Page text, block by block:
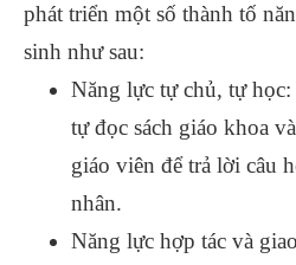
phát triển một số thành tố
sinh như sau:
Năng lực tự chủ, tự
tự đọc sách giáo khoa
giáo viên để trả lời câu
nhân.
Năng lực hợp tác và